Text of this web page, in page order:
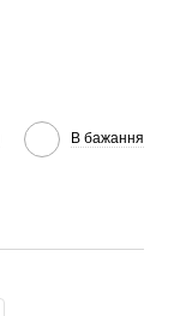
В бажання